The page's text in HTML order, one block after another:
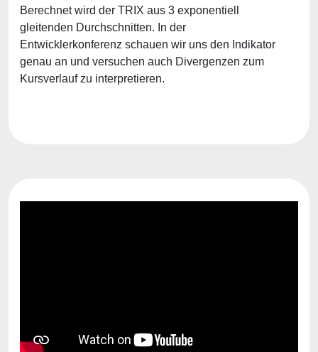
Berechnet wird der TRIX aus 3 exponentiell
gleitenden Durchschnitten. In der
Entwicklerkonferenz schauen wir uns den Indikator
genau an und versuchen auch Divergenzen zum
Kursverlauf zu interpretieren.